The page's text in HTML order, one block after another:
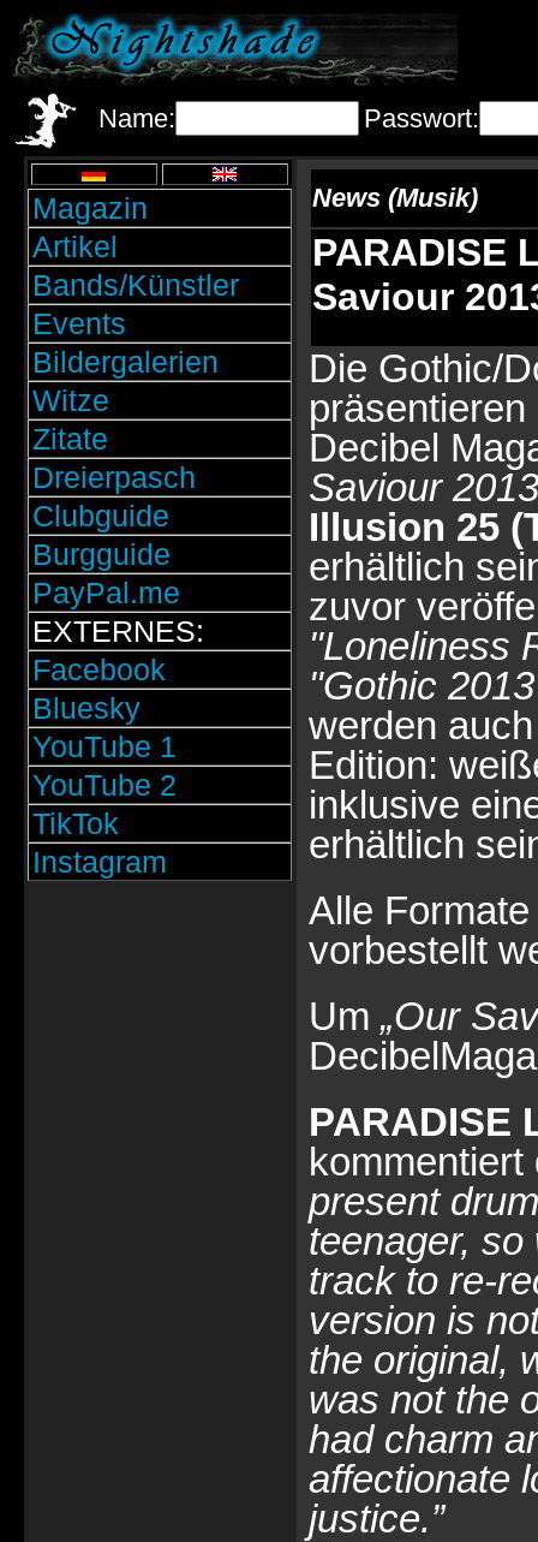
Name: Passwort:
Magazin
Artikel
Bands/Künstler
Events
Bildergalerien
Witze
Zitate
Dreierpasch
Clubguide
Burgguide
PayPal.me
EXTERNES:
Facebook
Bluesky
YouTube 1
YouTube 2
TikTok
Instagram
News (Musik)
PARADISE
Saviour
Die Gothic/
Decibel
Saviour
Illusion 25
erhältlich
zuvor
"Loneliness
"Gothic
werden
Edition:
inklusive
erhältlich
Alle
vorbestellt
Um „Our
PARADISE
present
teenager,
track to re-
version is
the original,
was not the
had charm
affectionate
justice.”